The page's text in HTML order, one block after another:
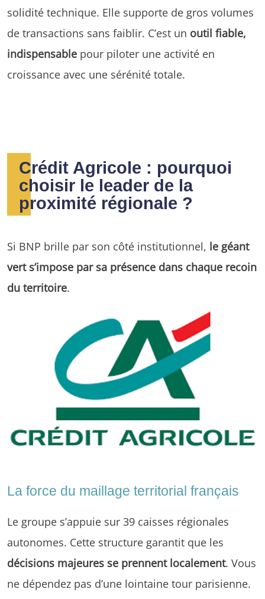
solidité technique. Elle supporte de gros volumes
de transactions sans faiblir. C’est un outil fiable,
indispensable pour piloter une activité en
croissance avec une sérénité totale.
Crédit Agricole : pourquoi
choisir le leader de la
proximité régionale ?
Si BNP brille par son côté institutionnel, le géant
vert s’impose par sa présence dans chaque recoin
du territoire.
La force du maillage territorial français
Le groupe s’appuie sur 39 caisses régionales
autonomes. Cette structure garantit que les
décisions majeures se prennent localement. Vous
ne dépendez pas d’une lointaine tour parisienne.